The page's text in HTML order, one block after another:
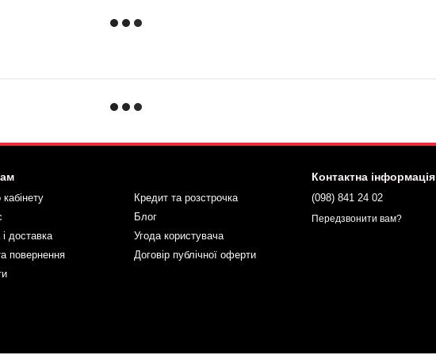
доставка
повернення
Кредит та розстрочка
Блог
Угода користувача
Договір публічної оферти
Контактна інформація
(098) 841 24 02
Передзвонити вам?